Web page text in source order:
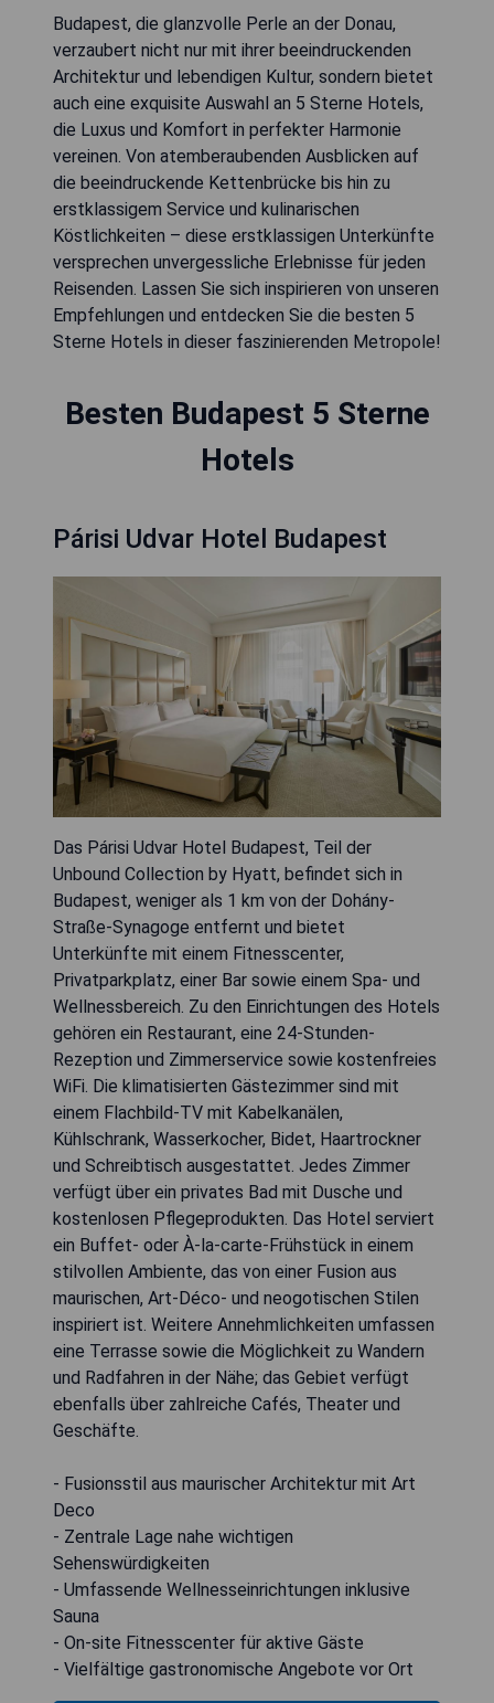
Budapest, die glanzvolle Perle an der Donau,
verzaubert nicht nur mit ihrer beeindruckenden
Architektur und lebendigen Kultur, sondern bietet
auch eine exquisite Auswahl an 5 Sterne Hotels,
die Luxus und Komfort in perfekter Harmonie
vereinen. Von atemberaubenden Ausblicken auf
die beeindruckende Kettenbrücke bis hin zu
erstklassigem Service und kulinarischen
Köstlichkeiten – diese erstklassigen Unterkünfte
versprechen unvergessliche Erlebnisse für jeden
Reisenden. Lassen Sie sich inspirieren von unseren
Empfehlungen und entdecken Sie die besten 5
Sterne Hotels in dieser faszinierenden Metropole!
Besten Budapest 5 Sterne
Hotels
Párisi Udvar Hotel Budapest
Das Párisi Udvar Hotel Budapest, Teil der
Unbound Collection by Hyatt, befindet sich in
Budapest, weniger als 1 km von der Dohány-
Straße-Synagoge entfernt und bietet
Unterkünfte mit einem Fitnesscenter,
Privatparkplatz, einer Bar sowie einem Spa- und
Wellnessbereich. Zu den Einrichtungen des Hotels
gehören ein Restaurant, eine 24-Stunden-
Rezeption und Zimmerservice sowie kostenfreies
WiFi. Die klimatisierten Gästezimmer sind mit
einem Flachbild-TV mit Kabelkanälen,
Kühlschrank, Wasserkocher, Bidet, Haartrockner
und Schreibtisch ausgestattet. Jedes Zimmer
verfügt über ein privates Bad mit Dusche und
kostenlosen Pflegeprodukten. Das Hotel serviert
ein Buffet- oder À-la-carte-Frühstück in einem
stilvollen Ambiente, das von einer Fusion aus
maurischen, Art-Déco- und neogotischen Stilen
inspiriert ist. Weitere Annehmlichkeiten umfassen
eine Terrasse sowie die Möglichkeit zu Wandern
und Radfahren in der Nähe; das Gebiet verfügt
ebenfalls über zahlreiche Cafés, Theater und
Geschäfte.
- Fusionsstil aus maurischer Architektur mit Art
Deco
- Zentrale Lage nahe wichtigen
Sehenswürdigkeiten
- Umfassende Wellnesseinrichtungen inklusive
Sauna
- On-site Fitnesscenter für aktive Gäste
- Vielfältige gastronomische Angebote vor Ort